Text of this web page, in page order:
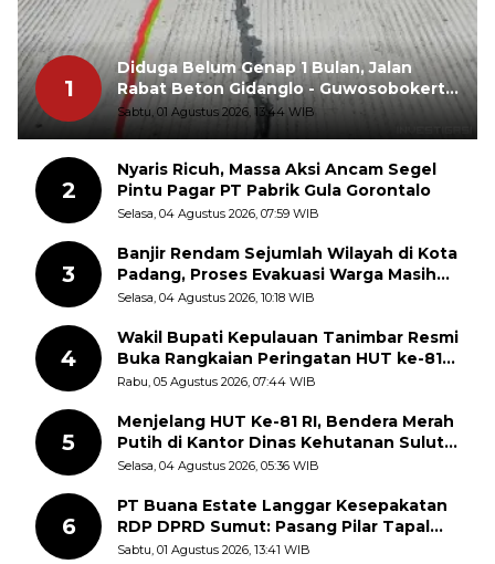
1
Diduga Belum Genap 1 Bulan, Jalan
Rabat Beton Gidanglo - Guwosobokerto
Sudah Pecah
Sabtu, 01 Agustus 2026, 13:44 WIB
2
Nyaris Ricuh, Massa Aksi Ancam Segel
Pintu Pagar PT Pabrik Gula Gorontalo
Selasa, 04 Agustus 2026, 07:59 WIB
3
Banjir Rendam Sejumlah Wilayah di Kota
Padang, Proses Evakuasi Warga Masih
Berlangsung
Selasa, 04 Agustus 2026, 10:18 WIB
4
Wakil Bupati Kepulauan Tanimbar Resmi
Buka Rangkaian Peringatan HUT ke-81
Kemerdekaan RI, ASN Diajak Perkuat
Rabu, 05 Agustus 2026, 07:44 WIB
5
Menjelang HUT Ke-81 RI, Bendera Merah
Putih di Kantor Dinas Kehutanan Sulut
Disorot Warga
Selasa, 04 Agustus 2026, 05:36 WIB
6
PT Buana Estate Langgar Kesepakatan
RDP DPRD Sumut: Pasang Pilar Tapal
Batas Sepihak Tanpa Libatkan
Sabtu, 01 Agustus 2026, 13:41 WIB